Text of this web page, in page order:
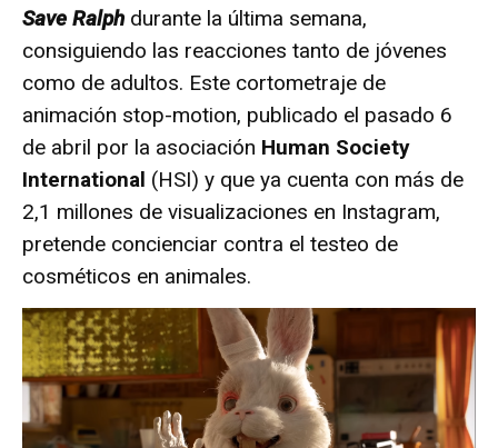
Save Ralph durante la última semana,
consiguiendo las reacciones tanto de jóvenes
como de adultos. Este cortometraje de
animación stop-motion, publicado el pasado 6
de abril por la asociación Human Society
International (HSI) y que ya cuenta con más de
2,1 millones de visualizaciones en Instagram,
pretende concienciar contra el testeo de
cosméticos en animales.